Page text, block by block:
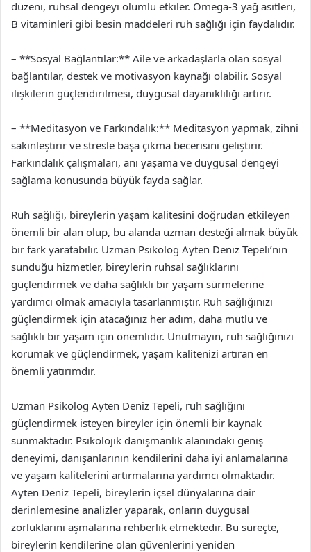
düzeni, ruhsal dengeyi olumlu etkiler. Omega-3 yağ asitleri,
B vitaminleri gibi besin maddeleri ruh sağlığı için faydalıdır.
– **Sosyal Bağlantılar:** Aile ve arkadaşlarla olan sosyal
bağlantılar, destek ve motivasyon kaynağı olabilir. Sosyal
ilişkilerin güçlendirilmesi, duygusal dayanıklılığı artırır.
– **Meditasyon ve Farkındalık:** Meditasyon yapmak, zihni
sakinleştirir ve stresle başa çıkma becerisini geliştirir.
Farkındalık çalışmaları, anı yaşama ve duygusal dengeyi
sağlama konusunda büyük fayda sağlar.
Ruh sağlığı, bireylerin yaşam kalitesini doğrudan etkileyen
önemli bir alan olup, bu alanda uzman desteği almak büyük
bir fark yaratabilir. Uzman Psikolog Ayten Deniz Tepeli’nin
sunduğu hizmetler, bireylerin ruhsal sağlıklarını
güçlendirmek ve daha sağlıklı bir yaşam sürmelerine
yardımcı olmak amacıyla tasarlanmıştır. Ruh sağlığınızı
güçlendirmek için atacağınız her adım, daha mutlu ve
sağlıklı bir yaşam için önemlidir. Unutmayın, ruh sağlığınızı
korumak ve güçlendirmek, yaşam kalitenizi artıran en
önemli yatırımdır.
Uzman Psikolog Ayten Deniz Tepeli, ruh sağlığını
güçlendirmek isteyen bireyler için önemli bir kaynak
sunmaktadır. Psikolojik danışmanlık alanındaki geniş
deneyimi, danışanlarının kendilerini daha iyi anlamalarına
ve yaşam kalitelerini artırmalarına yardımcı olmaktadır.
Ayten Deniz Tepeli, bireylerin içsel dünyalarına dair
derinlemesine analizler yaparak, onların duygusal
zorluklarını aşmalarına rehberlik etmektedir. Bu süreçte,
bireylerin kendilerine olan güvenlerini yeniden